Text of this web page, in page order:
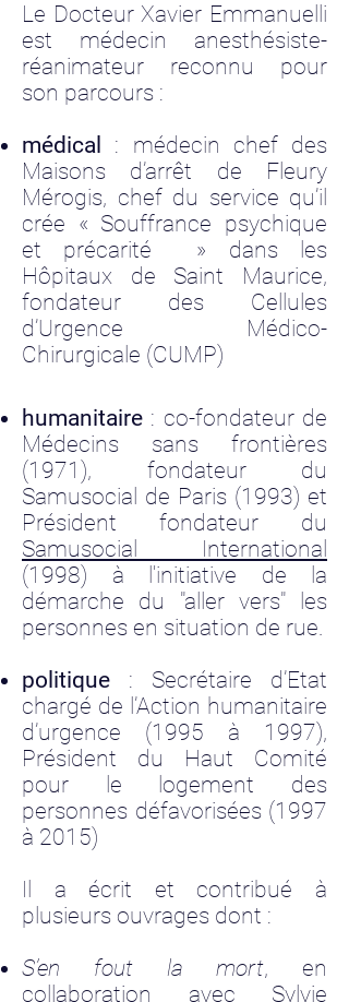
Le Docteur Xavier Emmanuelli
est médecin anesthésiste-
réanimateur reconnu pour
son parcours :
médical
: médecin chef des
Maisons d’arrêt de Fleury
Mérogis, chef du service qu’il
crée « Souffrance psychique
et précarité » dans les
Hôpitaux de Saint Maurice,
fondateur des Cellules
d’Urgence Médico-
Chirurgicale (CUMP)
humanitaire : co-fondateur de
Médecins sans frontières
(1971), fondateur du
Samusocial de Paris (1993) et
Président fondateur du
Samusocial International
(1998) à l'initiative de la
démarche du "aller vers" les
personnes en situation de rue.
politique : Secrétaire d’Etat
chargé de l’Action humanitaire
d’urgence (1995 à 1997),
Président du Haut Comité
pour le logement des
personnes défavorisées (1997
à 2015)
Il a écrit et contribué à
plusieurs ouvrages dont :
S’en fout la mort, en
collaboration avec Sylvie